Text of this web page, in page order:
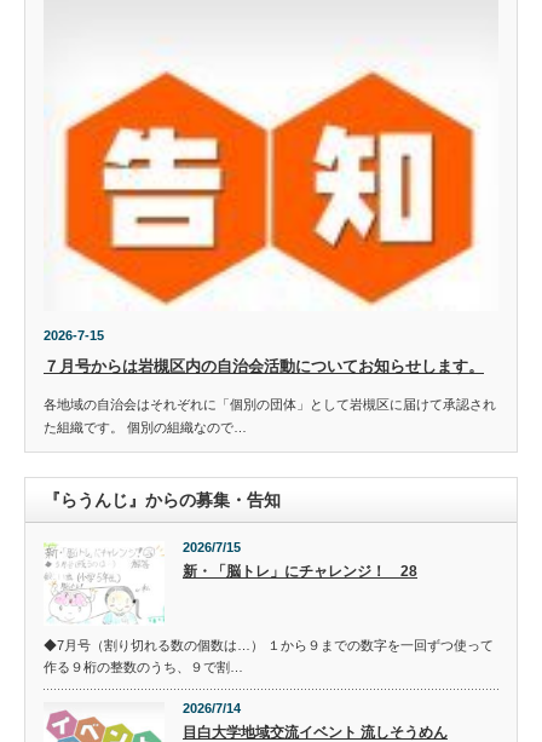
2026-7-15
７月号からは岩槻区内の自治会活動についてお知らせします。
各地域の自治会はそれぞれに「個別の団体」として岩槻区に届けて承認され
た組織です。 個別の組織なので…
『らうんじ』からの募集・告知
2026/7/15
新・「脳トレ」にチャレンジ！ 28
◆7月号（割り切れる数の個数は…） １から９までの数字を一回ずつ使って
作る９桁の整数のうち、９で割…
2026/7/14
目白大学地域交流イベント 流しそうめん